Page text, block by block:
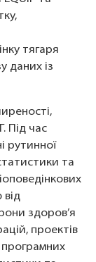
тягаря
даних із
Під час
рутинної
та
від
здоров’я
проектів
програмних